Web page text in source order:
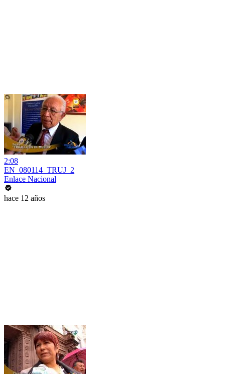
2:08
EN_080114_TRUJ_2
Enlace Nacional
hace 12 años